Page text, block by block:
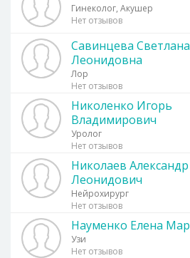
Гинеколог, Акушер
Нет отзывов
Савинцева Светлана
Леонидовна
Лор
Нет отзывов
Николенко Игорь
Владимирович
Уролог
Нет отзывов
Николаев Александр
Леонидович
Нейрохирург
Нет отзывов
Науменко Елена
Узи
Нет отзывов